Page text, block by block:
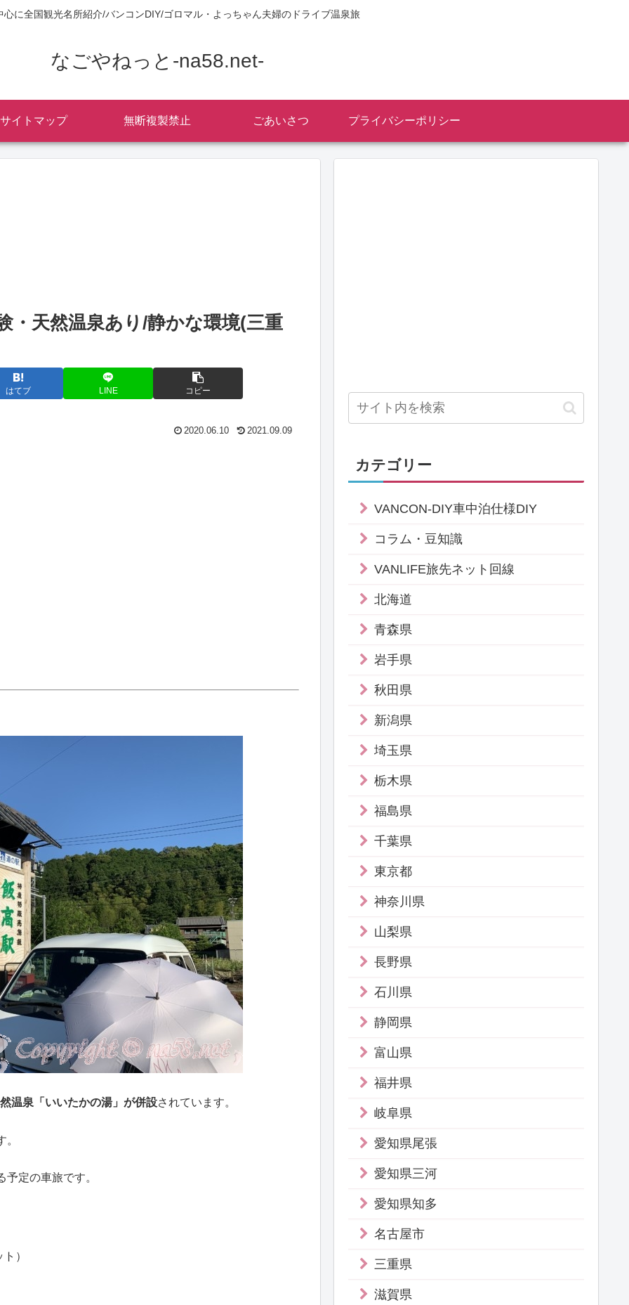
心に全国観光名所紹介/バンコンDIY/ゴロマル・よっちゃん夫婦のドライブ温泉旅
なごやねっと-na58.net-
サイトマップ 無断複製禁止 ごあいさつ プライバシーポリシー
・天然温泉あり/静かな環境(三重
はてブ LINE コピー
2020.06.10 2021.09.09
温泉「いいたかの湯」が併設されています。
定の車旅です。
）
カテゴリー
VANCON-DIY車中泊仕様DIY
コラム・豆知識
VANLIFE旅先ネット回線
北海道
青森県
岩手県
秋田県
新潟県
埼玉県
栃木県
福島県
千葉県
東京都
神奈川県
山梨県
長野県
石川県
静岡県
富山県
福井県
岐阜県
愛知県尾張
愛知県三河
愛知県知多
名古屋市
三重県
滋賀県